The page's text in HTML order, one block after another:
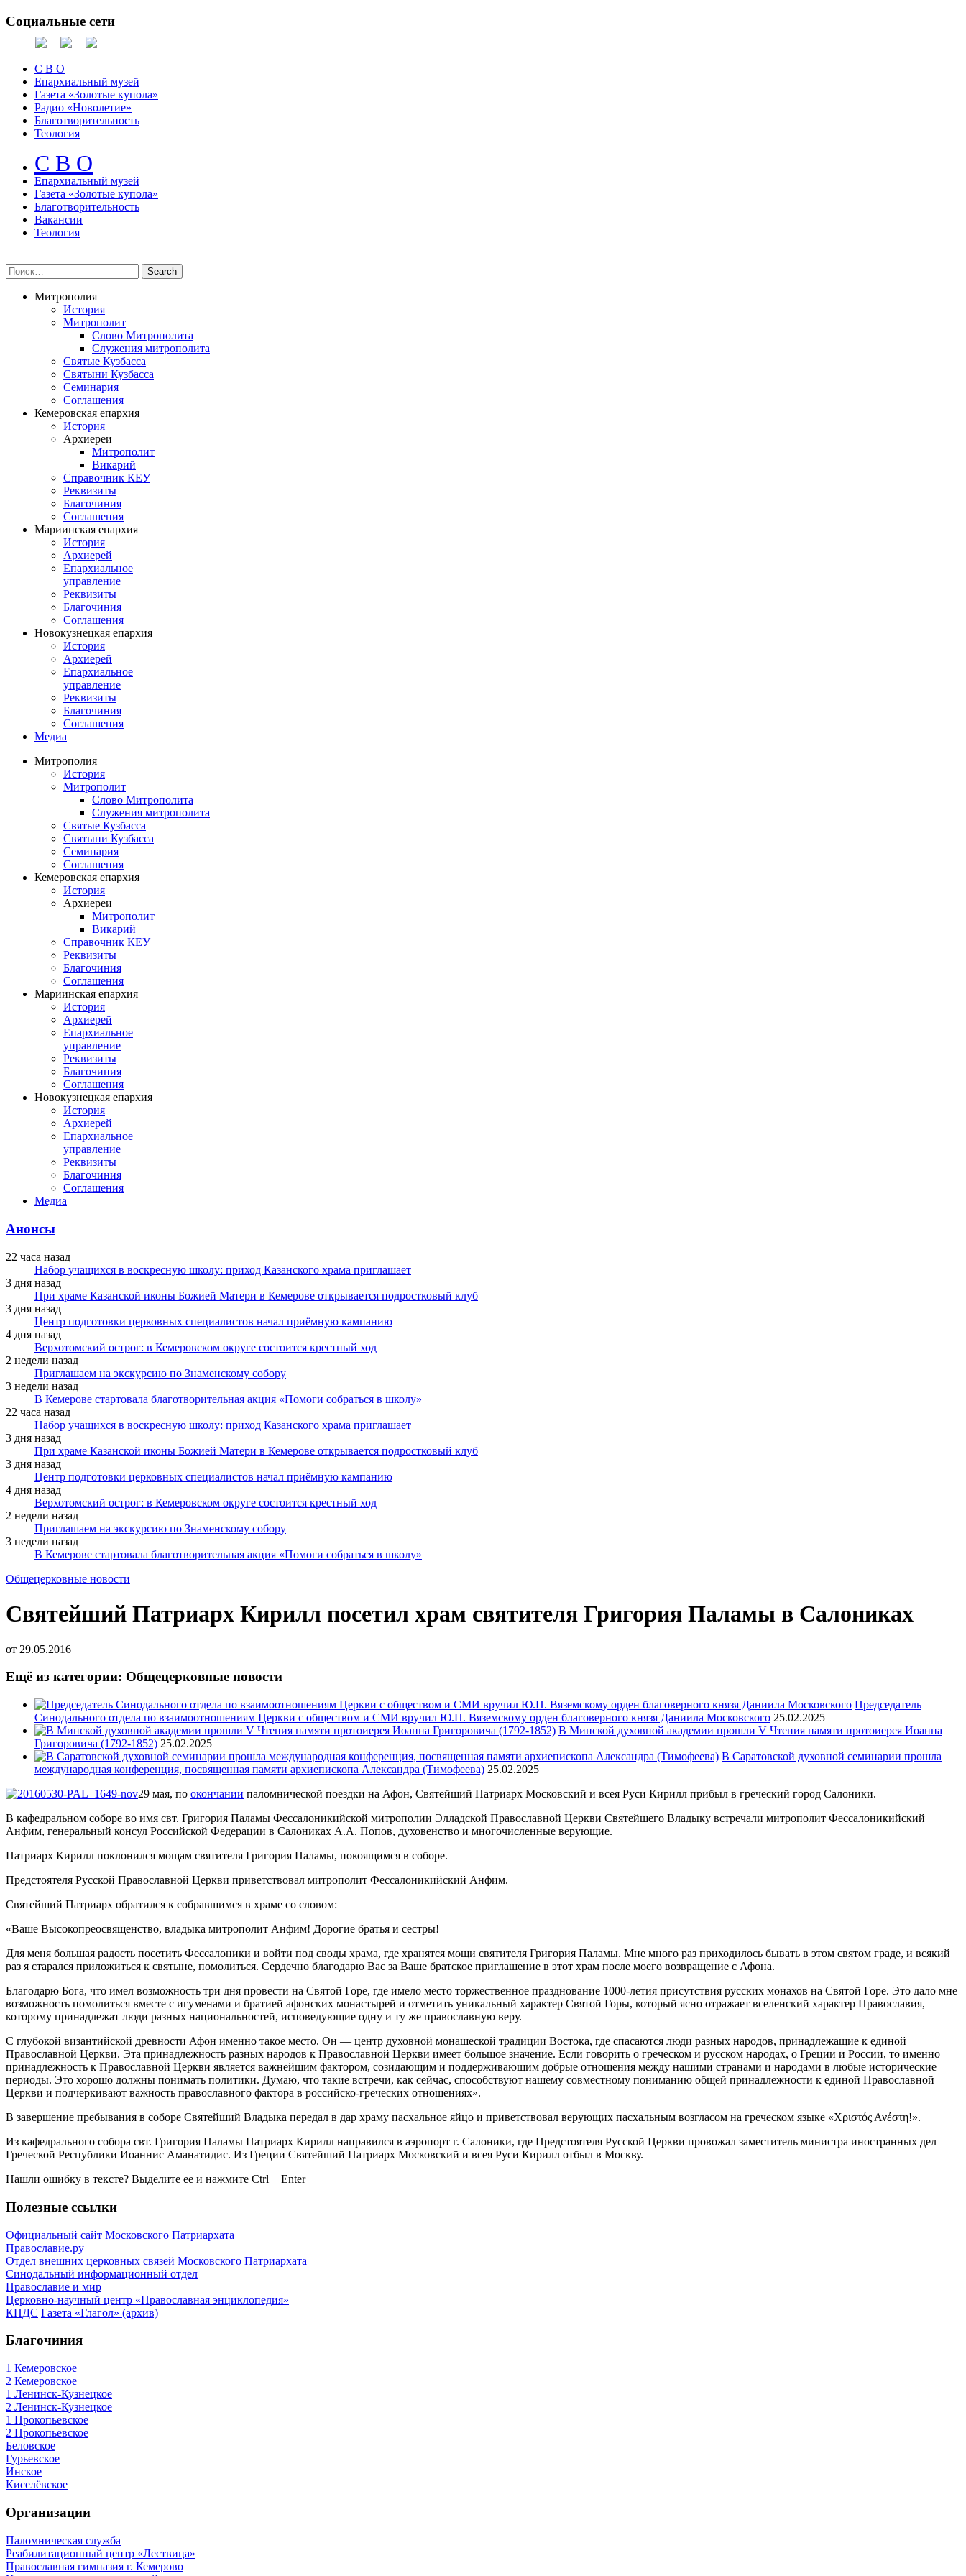
Социальные сети
С В О
Епархиальный музей
Газета «Золотые купола»
Радио «Новолетие»
Благотворительность
Теология
С В О
Епархиальный музeй
Газета «Золотые купола»
Благотворительность
Вакансии
Теология
Митрополия
История
Митрополит
Слово Митрополита
Служения митрополита
Святые Кузбасса
Святыни Кузбасса
Семинария
Соглашения
Кемеровская епархия
История
Архиереи
Митрополит
Викарий
Справочник КЕУ
Реквизиты
Благочиния
Соглашения
Мариинская епархия
История
Архиерей
Епархиальное
управление
Реквизиты
Благочиния
Соглашения
Новокузнецкая епархия
История
Архиерей
Епархиальное
управление
Реквизиты
Благочиния
Соглашения
Медиа
Митрополия
История
Митрополит
Слово Митрополита
Служения митрополита
Святые Кузбасса
Святыни Кузбасса
Семинария
Соглашения
Кемеровская епархия
История
Архиереи
Митрополит
Викарий
Справочник КЕУ
Реквизиты
Благочиния
Соглашения
Мариинская епархия
История
Архиерей
Епархиальное
управление
Реквизиты
Благочиния
Соглашения
Новокузнецкая епархия
История
Архиерей
Епархиальное
управление
Реквизиты
Благочиния
Соглашения
Медиа
Анонсы
22 часа назад
Набор учащихся в воскресную школу: приход Казанского храма приглашает
3 дня назад
При храме Казанской иконы Божией Матери в Кемерове открывается подростковый клуб
3 дня назад
Центр подготовки церковных специалистов начал приёмную кампанию
4 дня назад
Верхотомский острог: в Кемеровском округе состоится крестный ход
2 недели назад
Приглашаем на экскурсию по Знаменскому собору
3 недели назад
В Кемерове стартовала благотворительная акция «Помоги собраться в школу»
22 часа назад
Набор учащихся в воскресную школу: приход Казанского храма приглашает
3 дня назад
При храме Казанской иконы Божией Матери в Кемерове открывается подростковый клуб
3 дня назад
Центр подготовки церковных специалистов начал приёмную кампанию
4 дня назад
Верхотомский острог: в Кемеровском округе состоится крестный ход
2 недели назад
Приглашаем на экскурсию по Знаменскому собору
3 недели назад
В Кемерове стартовала благотворительная акция «Помоги собраться в школу»
Общецерковные новости
Святейший Патриарх Кирилл посетил храм святителя Григория Паламы в Салониках
от 29.05.2016
Ещё из категории: Общецерковные новости
Председатель
Синодального отдела по взаимоотношениям Церкви с обществом и СМИ вручил Ю.П. Вяземскому орден благоверного князя Даниила Московского 25.02.2025
В Минской духовной академии прошли V Чтения памяти протоиерея Иоанна
Григоровича (1792-1852) 25.02.2025
В Саратовской духовной семинарии прошла
международная конференция, посвященная памяти архиепископа Александра (Тимофеева) 25.02.2025
29 мая, по окончании паломнической поездки на Афон, Святейший Патриарх Московский и всея Руси Кирилл прибыл в греческий город Салоники.
В кафедральном соборе во имя свт. Григория Паламы Фессалоникийской митрополии Элладской Православной Церкви Святейшего Владыку встречали митрополит Фессалоникийский
Анфим, генеральный консул Российской Федерации в Салониках А.А. Попов, духовенство и многочисленные верующие.
Патриарх Кирилл поклонился мощам святителя Григория Паламы, покоящимся в соборе.
Предстоятеля Русской Православной Церкви приветствовал митрополит Фессалоникийский Анфим.
Святейший Патриарх обратился к собравшимся в храме со словом:
«Ваше Высокопреосвященство, владыка митрополит Анфим! Дорогие братья и сестры!
Для меня большая радость посетить Фессалоники и войти под своды храма, где хранятся мощи святителя Григория Паламы. Мне много раз приходилось бывать в этом святом граде, и всякий
раз я старался приложиться к святыне, помолиться. Сердечно благодарю Вас за Ваше братское приглашение в этот храм после моего возвращение с Афона.
Благодарю Бога, что имел возможность три дня провести на Святой Горе, где имело место торжественное празднование 1000-летия присутствия русских монахов на Святой Горе. Это дало мне
возможность помолиться вместе с игуменами и братией афонских монастырей и отметить уникальный характер Святой Горы, который ясно отражает вселенский характер Православия,
которому принадлежат люди разных национальностей, исповедующие одну и ту же православную веру.
С глубокой византийской древности Афон именно такое место. Он — центр духовной монашеской традиции Востока, где спасаются люди разных народов, принадлежащие к единой
Православной Церкви. Эта принадлежность разных народов к Православной Церкви имеет большое значение. Если говорить о греческом и русском народах, о Греции и России, то именно
принадлежность к Православной Церкви является важнейшим фактором, созидающим и поддерживающим добрые отношения между нашими странами и народами в любые исторические
периоды. Это хорошо должны понимать политики. Думаю, что такие встречи, как сейчас, способствуют нашему совместному пониманию общей принадлежности к единой Православной
Церкви и подчеркивают важность православного фактора в российско-греческих отношениях».
В завершение пребывания в соборе Святейший Владыка передал в дар храму пасхальное яйцо и приветствовал верующих пасхальным возгласом на греческом языке «Χριστός Ανέστη!».
Из кафедрального собора свт. Григория Паламы Патриарх Кирилл направился в аэропорт г. Салоники, где Предстоятеля Русской Церкви провожал заместитель министра иностранных дел
Греческой Республики Иоаннис Аманатидис. Из Греции Святейший Патриарх Московский и всея Руси Кирилл отбыл в Москву.
Нашли ошибку в тексте? Выделите ее и нажмите Ctrl + Enter
Полезные ссылки
Официальный сайт Московского Патриархата
Православие.ру
Отдел внешних церковных связей Московского Патриархата
Синодальный информационный отдел
Православие и мир
Церковно-научный центр «Православная энциклопедия»
КПДС Газета «Глагол» (архив)
Благочиния
1 Кемеровское
2 Кемеровское
1 Ленинск-Кузнецкое
2 Ленинск-Кузнецкое
1 Прокопьевское
2 Прокопьевское
Беловское
Гурьевское
Инское
Киселёвское
Организации
Паломническая служба
Реабилитационный центр «Лествица»
Православная гимназия г. Кемерово